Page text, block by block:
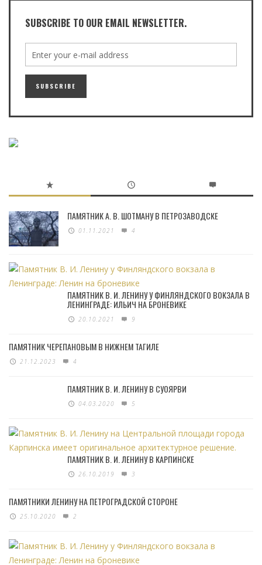
SUBSCRIBE TO OUR EMAIL NEWSLETTER.
ПАМЯТНИК А. В. ШОТМАНУ В ПЕТРОЗАВОДСКЕ
01.11.2021 4
ПАМЯТНИК В. И. ЛЕНИНУ У ФИНЛЯНДСКОГО ВОКЗАЛА В
ЛЕНИНГРАДЕ: ИЛЬИЧ НА БРОНЕВИКЕ
20.10.2021 9
ПАМЯТНИК ЧЕРЕПАНОВЫМ В НИЖНЕМ ТАГИЛЕ
21.12.2023 4
ПАМЯТНИК В. И. ЛЕНИНУ В СУОЯРВИ
04.03.2020 5
ПАМЯТНИК В. И. ЛЕНИНУ В КАРПИНСКЕ
26.10.2019 3
ПАМЯТНИКИ ЛЕНИНУ НА ПЕТРОГРАДСКОЙ СТОРОНЕ
25.10.2020 2